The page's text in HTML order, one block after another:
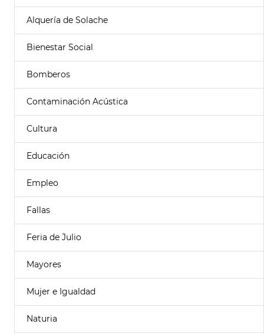
Alquería de Solache
Bienestar Social
Bomberos
Contaminación Acústica
Cultura
Educación
Empleo
Fallas
Feria de Julio
Mayores
Mujer e Igualdad
Naturia